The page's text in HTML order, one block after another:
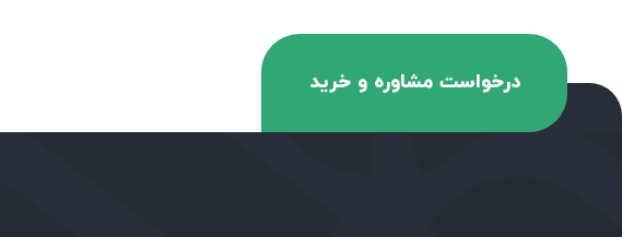
درخواست مشاوره و خرید